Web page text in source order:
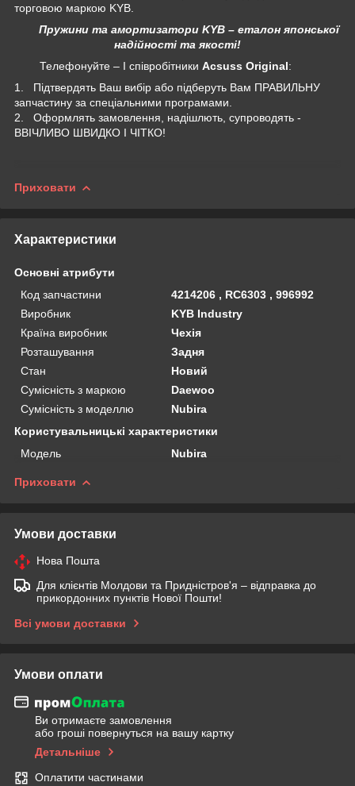
торговою маркою KYB.
Пружини та амортизатори KYB – еталон японської
надійності та якості!
Телефонуйте – І співробітники Acsuss Original:
1. Підтвердять Ваш вибір або підберуть Вам ПРАВИЛЬНУ
запчастину за спеціальними програмами.
2. Оформлять замовлення, надішлють, супроводять -
ВВІЧЛИВО ШВИДКО І ЧІТКО!
Приховати
Характеристики
Основні атрибути
Код запчастини
4214206 , RC6303 , 996992
Виробник
KYB Industry
Країна виробник
Чехія
Розташування
Задня
Стан
Новий
Сумісність з маркою
Daewoo
Сумісність з моделлю
Nubira
Користувальницькі характеристики
Мoдель
Nubira
Приховати
Умови доставки
Нова Пошта
Для клієнтів Молдови та Придністров'я – відправка до
прикордонних пунктів Нової Пошти!
Всі умови доставки
Умови оплати
Ви отримаєте замовлення
або гроші повернуться на вашу картку
Детальніше
Оплатити частинами